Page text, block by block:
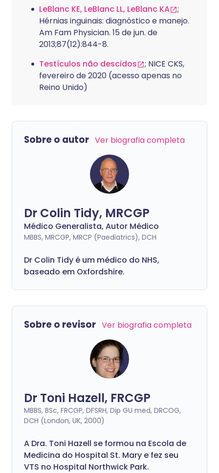
LeBlanc KE, LeBlanc LL, LeBlanc KA
;
Hérnias inguinais: diagnóstico e manejo.
Am Fam Physician. 15 de jun. de
2013;87(12):844-8.
Testículos não descidos
; NICE CKS,
fevereiro de 2020 (acesso apenas no
Reino Unido)
Sobre o autor Ver biografia completa
Dr Colin Tidy, MRCGP
Médico Generalista, Autor Médico
MBBS, MRCGP, MRCP (Paediatrics), DCH
Dr Colin Tidy é um médico do NHS,
baseado em Oxfordshire.
Sobre o revisor Ver biografia completa
Dr Toni Hazell, FRCGP
MBBS, BSc, FRCGP, DFSRH, Dip GU med, DRCOG,
DCH (London, UK, 2000)
A Dra. Toni Hazell se formou na Escola de
Medicina do Hospital St. Mary e fez seu
VTS no Hospital Northwick Park.